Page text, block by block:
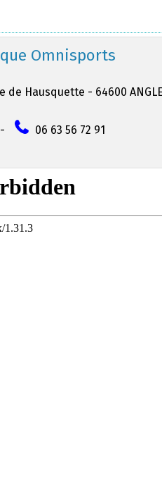
Omnisports
Hausquette - 64600
- 06 63 56 72 91